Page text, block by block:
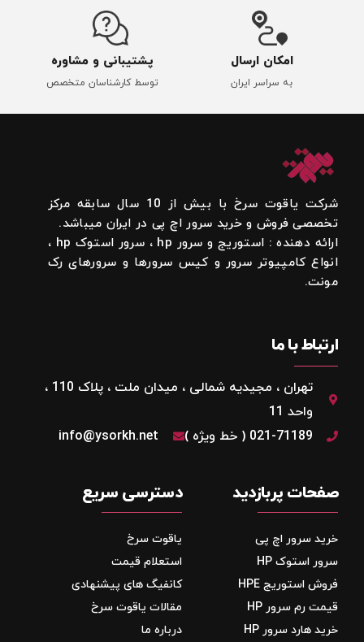
امکان ارسال
به سراسر ایران
پشتیبانی و مشاوره
توسط کارشناسان متخصص
شرکت یاقوت سرخ با بیش از 10 سال سابقه مرکز
تخصصی فروش و خرید سرور اچ پی در ایران میباشد.
ارائه دهنده : استوریج و سرور hp ، سرور استوک hp ،
انواع کامپیوتر سرور و کیس سرورها و سرورهای رک
مونت.
ارتباط با ما
تهران ، مجیدیه شمالی ، میدان ملت ، پلاک 110 ،
واحد 11
021-71189 ( خط ویژه )
info@ysorkh.net
صفحات پربازدید
خرید سرور اچ پی
سرور استوک HP
فروش استوریج‌ HPE
قیمت رم سرور HP
خرید هارد سرور HP
دسترسی سریع
یاقوت سرخ
استعلام قیمت
کانفیگ های پیشنهادی
مقالات یاقوت سرخ
درباره ما